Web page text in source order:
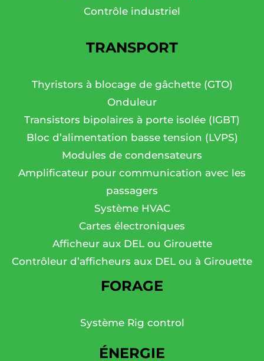
Contrôle industriel
TRANSPORT
Thyristors à blocage de gâchette (GTO)
Onduleur
Transistors bipolaires à porte isolée (IGBT)
Bloc d’alimentation basse tension (LVPS)
Modules de condensateurs
Amplificateur pour communication avec les
passagers
Système HVAC
Cartes électroniques
Afficheur aux DEL ou Girouette
Contrôleur d’afficheurs aux DEL ou à Girouette
FORAGE
Système Rig control
ÉNERGIE